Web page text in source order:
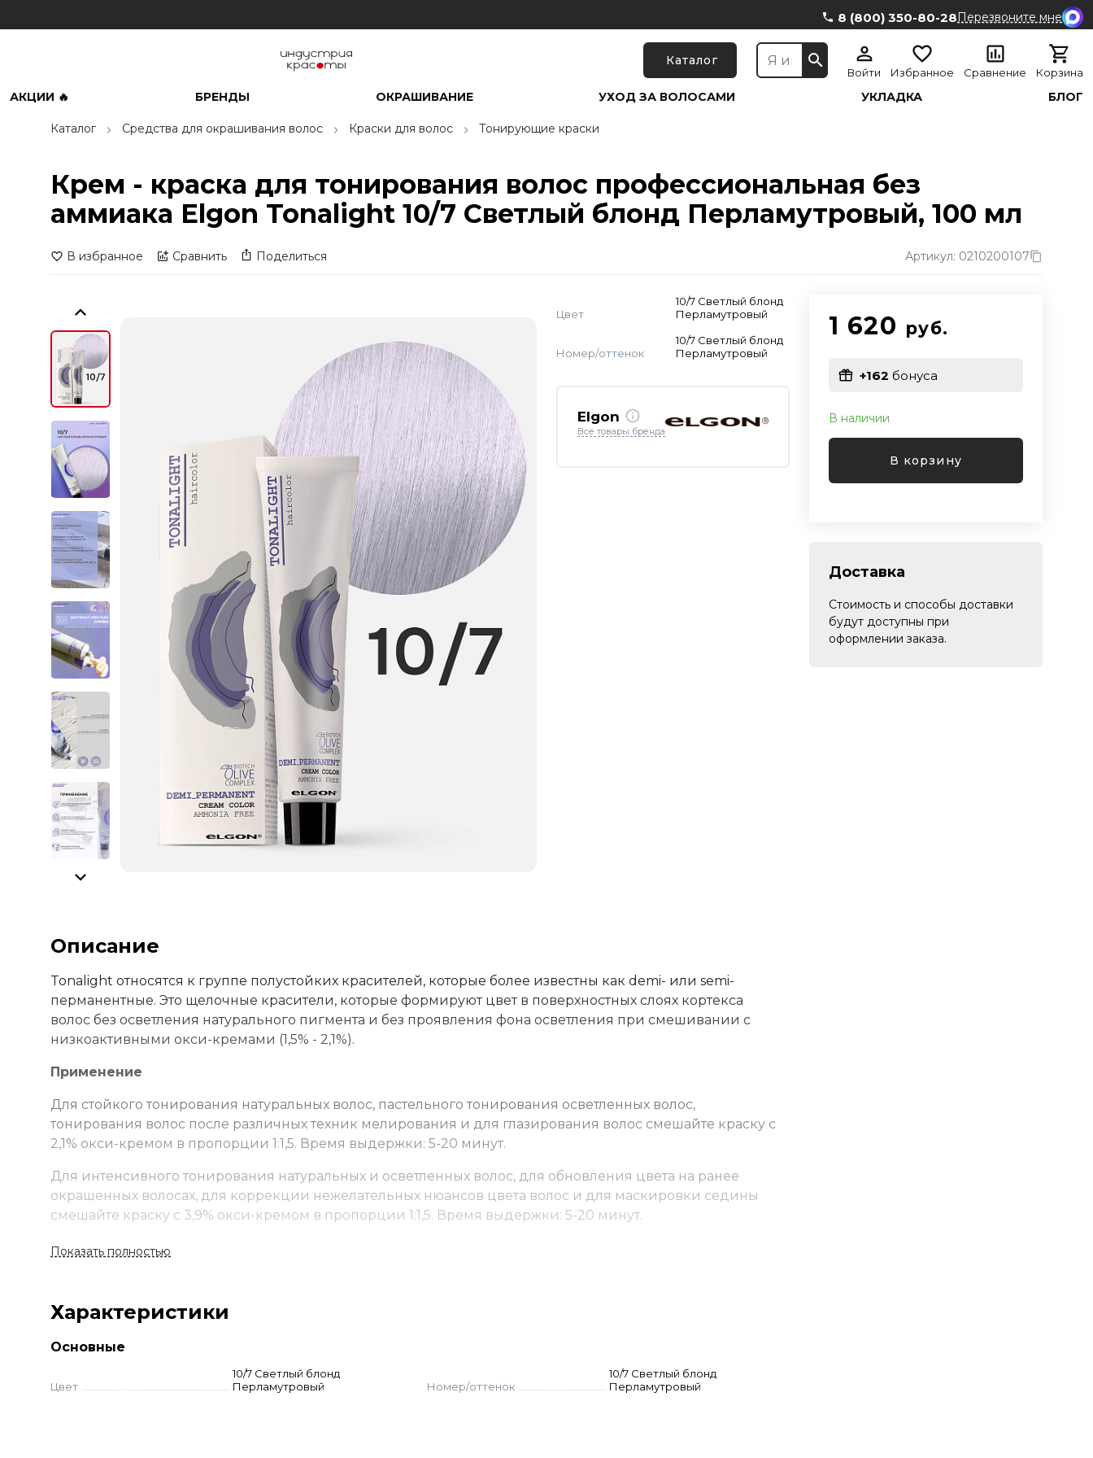
8 (800) 350-80-28Перезвоните мне
Каталог
Войти Избранное Сравнение Корзина
АКЦИИ 🔥 БРЕНДЫ ОКРАШИВАНИЕ УХОД ЗА ВОЛОСАМИ УКЛАДКА БЛОГ
Каталог Средства для окрашивания волос Краски для волос Тонирующие краски
Крем - краска для тонирования волос профессиональная без
аммиака Elgon Tonalight 10/7 Светлый блонд Перламутровый, 100 мл
В избранное Сравнить Поделиться Артикул: 0210200107
Цвет
10/7 Светлый блонд
Перламутровый
Номер/оттенок
10/7 Светлый блонд
Перламутровый
Elgon
Все товары бренда
1 620 руб.
+162 бонуса
В наличии
В корзину
Доставка
Стоимость и способы доставки
будут доступны при
оформлении заказа.
Описание
Tonalight относятся к группе полустойких красителей, которые более известны как demi- или semi-
перманентные. Это щелочные красители, которые формируют цвет в поверхностных слоях кортекса
волос без осветления натурального пигмента и без проявления фона осветления при смешивании с
низкоактивными окси-кремами (1,5% - 2,1%).
Применение
Для стойкого тонирования натуральных волос, пастельного тонирования осветленных волос,
тонирования волос после различных техник мелирования и для глазирования волос смешайте краску с
2,1% окси-кремом в пропорции 1:1,5. Время выдержки: 5-20 минут.
Для интенсивного тонирования натуральных и осветленных волос, для обновления цвета на ранее
окрашенных волосах, для коррекции нежелательных нюансов цвета волос и для маскировки седины
смешайте краску с 3,9% окси-кремом в пропорции 1:1,5. Время выдержки: 5-20 минут.
Показать полностью
Характеристики
Основные
Цвет
10/7 Светлый блонд
Перламутровый
Номер/оттенок
10/7 Светлый блонд
Перламутровый